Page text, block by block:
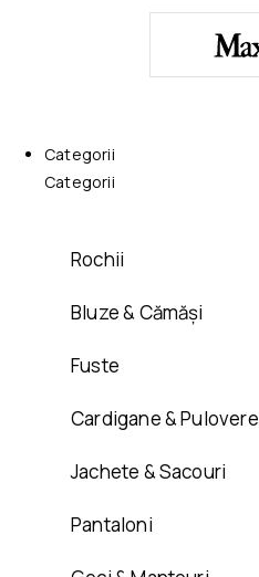
Categorii
Categorii
Rochii
Bluze & Cămăși
Fuste
Cardigane & Pulovere
Jachete & Sacouri
Pantaloni